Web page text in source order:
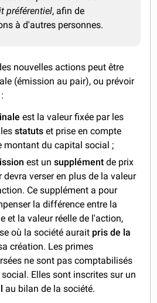
préférentiel, afin de
à d'autres personnes.
nouvelles actions peut être
(émission au pair), ou prévoir
est la valeur fixée par les
lesstatutset prise en compte
montant du capital social ;
est unsupplément de prix
devra verser en plus de la valeur
Ce supplément a pour
la différence entre la
et la valeur réelle de l'action,
où la société aurait pris de la
création. Les primes
ne sont pas comptabilisés
Elles sont inscrites sur un
au bilan de la société.